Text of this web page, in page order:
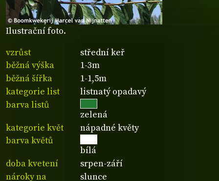
Ilustrační foto.
vzrůst
střední keř
běžná výška
1-3m
běžná šířka
1-1,5m
kategorie list
listnatý opadavý
barva listů
zelená
kategorie květ
nápadné květy
barva květů
bílá
doba kvetení
srpen-září
nároky na
slunce